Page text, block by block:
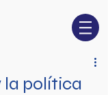
la política